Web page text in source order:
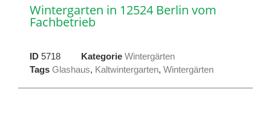
Wintergarten in 12524 Berlin vom
Fachbetrieb
ID 5718 Kategorie Wintergärten
Tags Glashaus, Kaltwintergarten, Wintergärten